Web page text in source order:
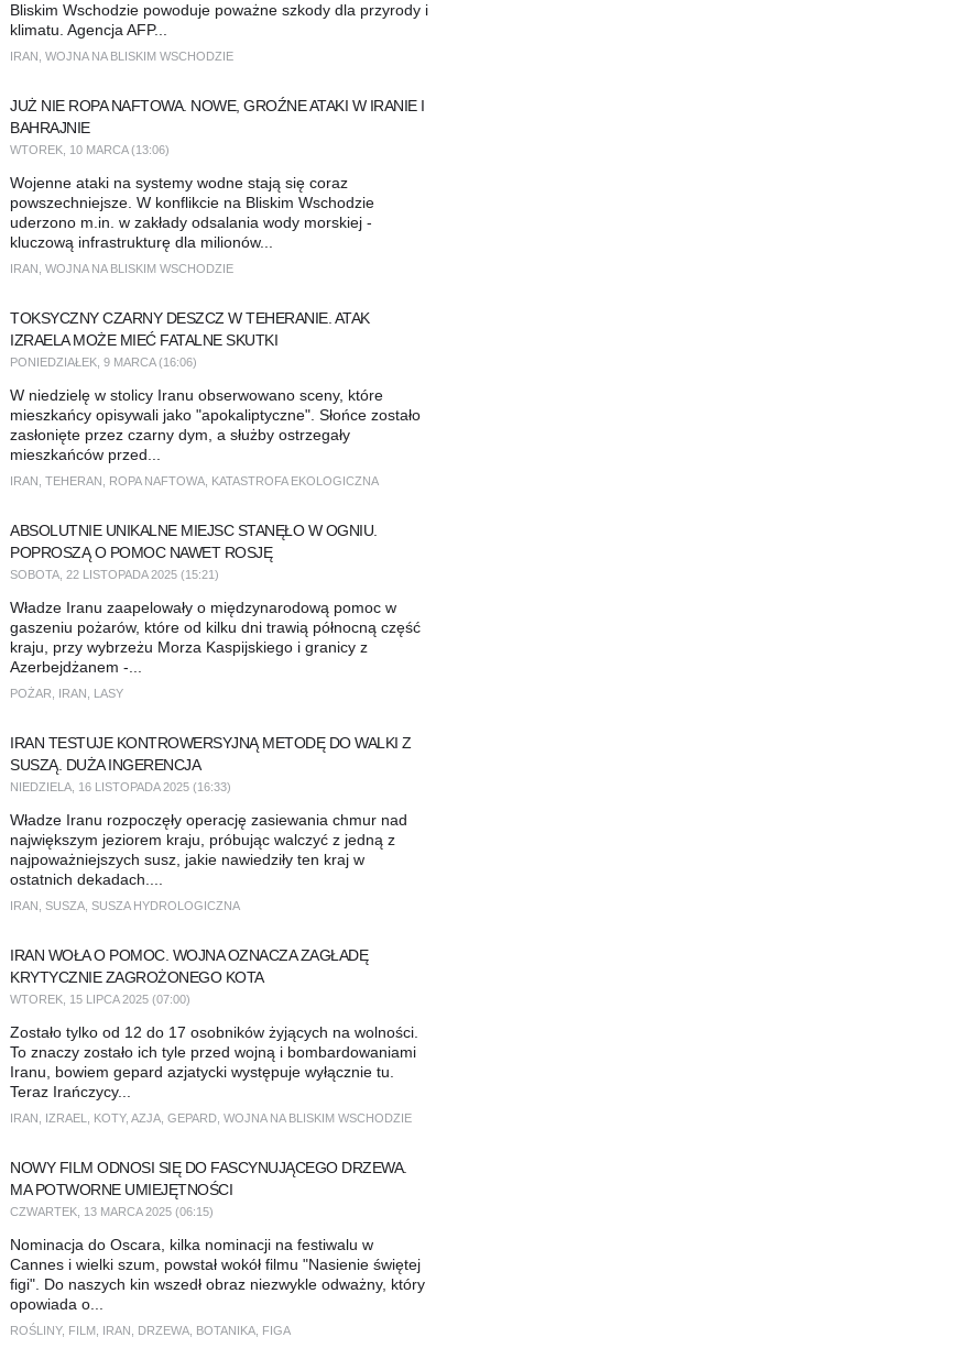
Bliskim Wschodzie powoduje poważne szkody dla przyrody i
klimatu. Agencja AFP...
IRAN WOJNA NA BLISKIM WSCHODZIE
JUŻ NIE ROPA NAFTOWA. NOWE, GROŹNE ATAKI W IRANIE I
BAHRAJNIE
WTOREK, 10 MARCA (13:06)
Wojenne ataki na systemy wodne stają się coraz
powszechniejsze. W konflikcie na Bliskim Wschodzie
uderzono m.in. w zakłady odsalania wody morskiej -
kluczową infrastrukturę dla milionów...
IRAN WOJNA NA BLISKIM WSCHODZIE
TOKSYCZNY CZARNY DESZCZ W TEHERANIE. ATAK
IZRAELA MOŻE MIEĆ FATALNE SKUTKI
PONIEDZIAŁEK, 9 MARCA (16:06)
W niedzielę w stolicy Iranu obserwowano sceny, które
mieszkańcy opisywali jako "apokaliptyczne". Słońce zostało
zasłonięte przez czarny dym, a służby ostrzegały
mieszkańców przed...
IRAN TEHERAN ROPA NAFTOWA KATASTROFA EKOLOGICZNA
ABSOLUTNIE UNIKALNE MIEJSC STANĘŁO W OGNIU.
POPROSZĄ O POMOC NAWET ROSJĘ
SOBOTA, 22 LISTOPADA 2025 (15:21)
Władze Iranu zaapelowały o międzynarodową pomoc w
gaszeniu pożarów, które od kilku dni trawią północną część
kraju, przy wybrzeżu Morza Kaspijskiego i granicy z
Azerbejdżanem -...
POŻAR IRAN LASY
IRAN TESTUJE KONTROWERSYJNĄ METODĘ DO WALKI Z
SUSZĄ. DUŻA INGERENCJA
NIEDZIELA, 16 LISTOPADA 2025 (16:33)
Władze Iranu rozpoczęły operację zasiewania chmur nad
największym jeziorem kraju, próbując walczyć z jedną z
najpoważniejszych susz, jakie nawiedziły ten kraj w
ostatnich dekadach....
IRAN SUSZA SUSZA HYDROLOGICZNA
IRAN WOŁA O POMOC. WOJNA OZNACZA ZAGŁADĘ
KRYTYCZNIE ZAGROŻONEGO KOTA
WTOREK, 15 LIPCA 2025 (07:00)
Zostało tylko od 12 do 17 osobników żyjących na wolności.
To znaczy zostało ich tyle przed wojną i bombardowaniami
Iranu, bowiem gepard azjatycki występuje wyłącznie tu.
Teraz Irańczycy...
IRAN IZRAEL KOTY, AZJA GEPARD WOJNA NA BLISKIM WSCHODZIE
NOWY FILM ODNOSI SIĘ DO FASCYNUJĄCEGO DRZEWA.
MA POTWORNE UMIEJĘTNOŚCI
CZWARTEK, 13 MARCA 2025 (06:15)
Nominacja do Oscara, kilka nominacji na festiwalu w
Cannes i wielki szum, powstał wokół filmu "Nasienie świętej
figi". Do naszych kin wszedł obraz niezwykle odważny, który
opowiada o...
ROŚLINY, FILM IRAN DRZEWA BOTANIKA FIGA